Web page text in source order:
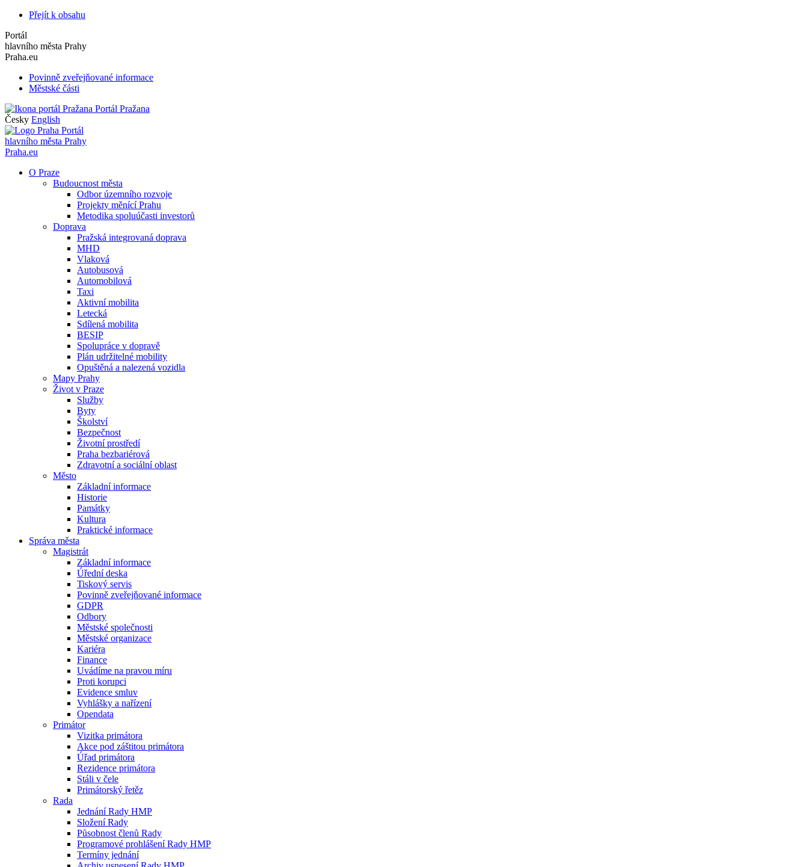
Přejít k obsahu
Portál
hlavního města Prahy
Praha.eu
Povinně zveřejňované informace
Městské části
Portál Pražana
Česky English
Portál
hlavního města Prahy
Praha.eu
O Praze
Budoucnost města
Odbor územního rozvoje
Projekty měnící Prahu
Metodika spoluúčasti investorů
Doprava
Pražská integrovaná doprava
MHD
Vlaková
Autobusová
Automobilová
Taxi
Aktivní mobilita
Letecká
Sdílená mobilita
BESIP
Spolupráce v dopravě
Plán udržitelné mobility
Opuštěná a nalezená vozidla
Mapy Prahy
Život v Praze
Služby
Byty
Školství
Bezpečnost
Životní prostředí
Praha bezbariérová
Zdravotní a sociální oblast
Město
Základní informace
Historie
Památky
Kultura
Praktické informace
Správa města
Magistrát
Základní informace
Úřední deska
Tiskový servis
Povinně zveřejňované informace
GDPR
Odbory
Městské společnosti
Městské organizace
Kariéra
Finance
Uvádíme na pravou míru
Proti korupci
Evidence smluv
Vyhlášky a nařízení
Opendata
Primátor
Vizitka primátora
Akce pod záštitou primátora
Úřad primátora
Rezidence primátora
Stáli v čele
Primátorský řetěz
Rada
Jednání Rady HMP
Složení Rady
Působnost členů Rady
Programové prohlášení Rady HMP
Termíny jednání